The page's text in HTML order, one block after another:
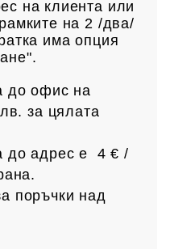
на клиента или
на 2 /два/
има опция
до офис на
лв.за цялата
до адрес е 4 € /
поръчки над